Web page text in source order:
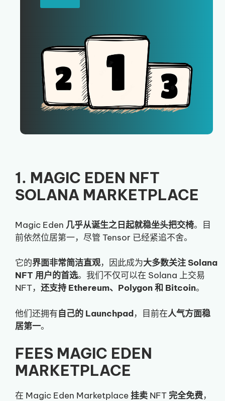
1. MAGIC EDEN NFT
SOLANA MARKETPLACE
Magic Eden 几乎从诞生之日起就稳坐头把交椅。目
前依然位居第一，尽管 Tensor 已经紧追不舍。
它的界面非常简洁直观，因此成为大多数关注 Solana
NFT 用户的首选。我们不仅可以在 Solana 上交易
NFT， 还支持 Ethereum、Polygon 和 Bitcoin。
他们还拥有自己的 Launchpad，目前在人气方面稳
居第一。
FEES MAGIC EDEN
MARKETPLACE
在 Magic Eden Marketplace挂卖 NFT完全免费，